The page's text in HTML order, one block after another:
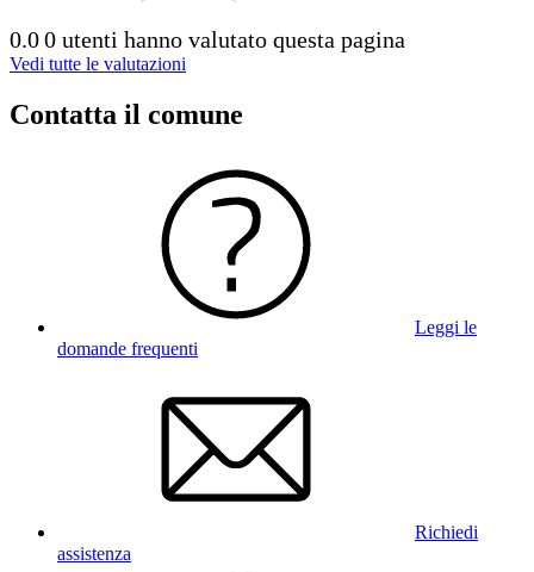
0.00 utenti hanno valutato questa pagina
Vedi tutte le valutazioni
Contatta il comune
Leggi le
domande frequenti
Richiedi
assistenza